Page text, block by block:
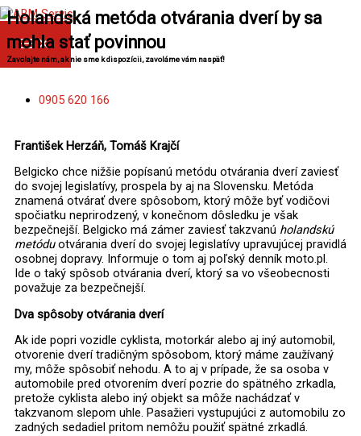
Preskočiť
na
obsah
MAIN
MENU
Holandská metóda otvárania dverí by sa
mohla stať povinnou
Zavolajte nám, ak nie sme k dispozícii, zavoláme vám naspäť!
0905 620 166
František Herzáň, Tomáš Krajčí
Belgicko chce nižšie popísanú metódu otvárania dverí zaviesť
do svojej legislatívy, prospela by aj na Slovensku. Metóda
znamená otvárať dvere spôsobom, ktorý môže byť vodičovi
spočiatku neprirodzený, v konečnom dôsledku je však
bezpečnejší. Belgicko má zámer zaviesť takzvanú holandskú
metóduotvárania dverí do svojej legislatívy upravujúcej pravidlá
osobnej dopravy. Informuje o tom aj poľský denník moto.pl.
Ide o taký spôsob otvárania dverí, ktorý sa vo všeobecnosti
považuje za bezpečnejší.
Dva spôsoby otvárania dverí
Ak ide popri vozidle cyklista, motorkár alebo aj iný automobil,
otvorenie dverí tradičným spôsobom, ktorý máme zaužívaný
my, môže spôsobiť nehodu. A to aj v prípade, že sa osoba v
automobile pred otvorením dverí pozrie do spätného zrkadla,
pretože cyklista alebo iný objekt sa môže nachádzať v
takzvanom slepom uhle. Pasažieri vystupujúci z automobilu zo
zadných sedadiel pritom nemôžu použiť spätné zrkadlá.